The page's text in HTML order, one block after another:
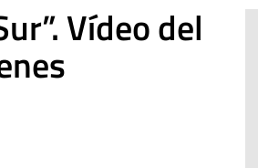
díaBlog De paso…
Blog Eutopía
Vídeo del